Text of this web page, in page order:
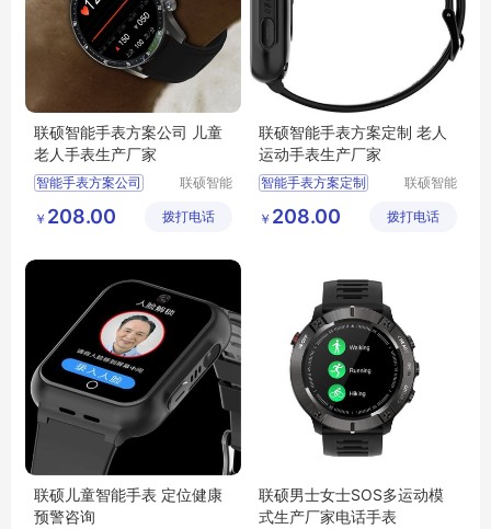
联硕智能手表方案公司 儿童
老人手表生产厂家
智能手表方案公司
智能手表源头厂家
智能手表开发
联硕智能
有限公司
￥ 208.00 拨打电话
联硕智能手表方案定制 老人
运动手表生产厂家
智能手表方案定制
智能2G手环
联硕智能
有限公司
￥ 208.00 拨打电话
联硕儿童智能手表 定位健康
预警咨询
联硕男士女士SOS多运动模
式生产厂家电话手表